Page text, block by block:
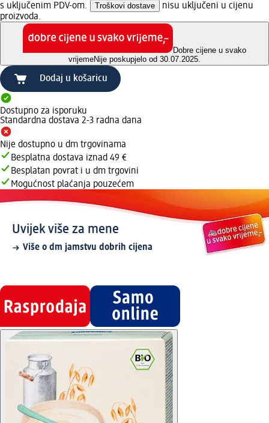
s uključenim PDV-om.
Troškovi dostave
nisu uključeni u cijenu
proizvoda.
Dobre cijene u svako
vrijemeNije poskupjelo od 30.07.2025.
Dodaj u košaricu
Dostupno za isporuku
Standardna dostava 2-3 radna dana
Nije dostupno u dm trgovinama
Besplatna dostava iznad 49 €
Besplatan povrat i u dm trgovini
Mogućnost plaćanja pouzećem
Uvijek više za mene
Više o dm jamstvu dobrih cijena